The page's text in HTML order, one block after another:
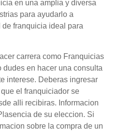
en una amplia y diversa
para ayudarlo a
franquicia ideal para
carrera como Franquicias
en hacer una consulta
interese. Deberas ingresar
el franquiciador se
alli recibiras. Informacion
de su eleccion. Si
sobre la compra de un